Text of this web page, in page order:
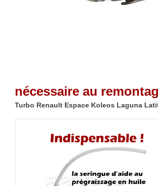
nécessaire au
Turbo Renault Espace Koleos Laguna